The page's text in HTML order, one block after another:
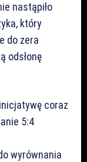
nastąpiło
który
do zera
odsłonę
coraz
5:4
wyrównania